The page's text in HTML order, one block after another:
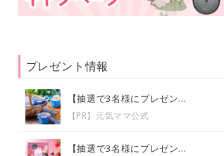
プレゼント情報
【抽選で3名様にプレゼン...
【PR】元気ママ公式
【抽選で3名様にプレゼン...